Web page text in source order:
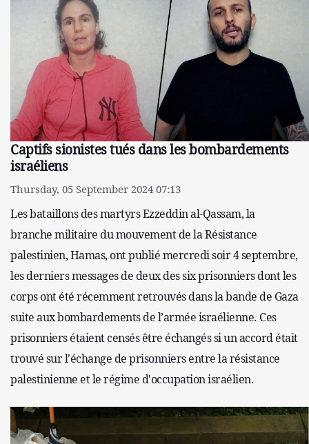
Captifs sionistes tués dans les bombardements
israéliens
Thursday, 05 September 2024 07:13
Les bataillons des martyrs Ezzeddin al-Qassam, la
branche militaire du mouvement de la Résistance
palestinien, Hamas, ont publié mercredi soir 4 septembre,
les derniers messages de deux des six prisonniers dont les
corps ont été récemment retrouvés dans la bande de Gaza
suite aux bombardements de l’armée israélienne. Ces
prisonniers étaient censés être échangés si un accord était
trouvé sur l'échange de prisonniers entre la résistance
palestinienne et le régime d'occupation israélien.